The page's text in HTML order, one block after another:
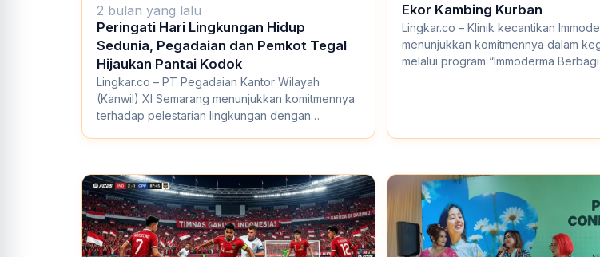
2 bulan yang lalu
Peringati Hari Lingkungan Hidup
Sedunia, Pegadaian dan Pemkot Tegal
Hijaukan Pantai Kodok
Lingkar.co – PT Pegadaian Kantor Wilayah
(Kanwil) XI Semarang menunjukkan komitmennya
terhadap pelestarian lingkungan dengan
Ekor Kambing Kurban
Lingkar.co – Klinik kecantikan
menunjukkan komitmennya dalam
melalui program “Immoderma Berbagi,